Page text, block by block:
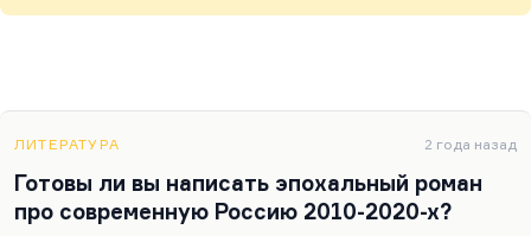
ЛИТЕРАТУРА 2 года назад
Готовы ли вы написать эпохальный роман
про современную Россию 2010-2020-х?